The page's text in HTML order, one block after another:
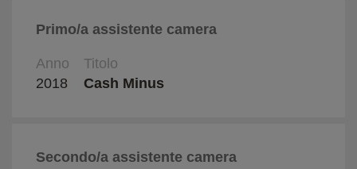
Primo/a assistente camera
Anno Titolo
2018
Cash Minus
Secondo/a assistente camera